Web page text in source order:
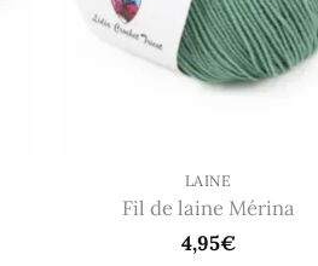
LAINE
Fil de laine Mérina
4,95€